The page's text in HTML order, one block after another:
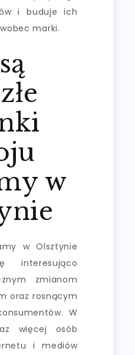
i buduje ich
marki.
w
w Olsztynie
interesująco
zmianom
oraz rosnącym
W
więcej osób
i mediów